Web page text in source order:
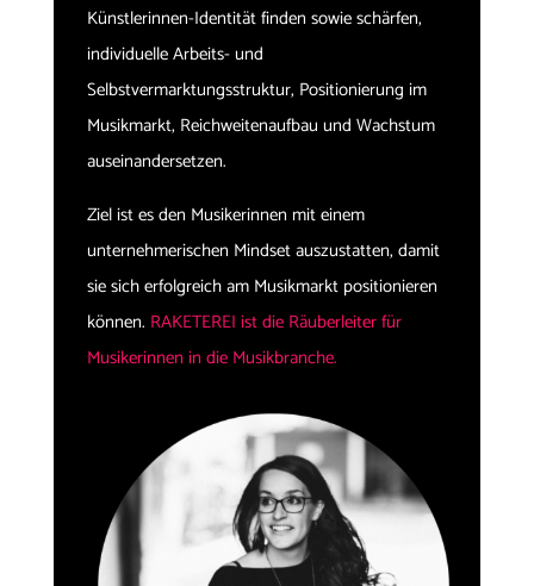
Künstlerinnen-Identität finden sowie schärfen,
individuelle Arbeits- und
Selbstvermarktungsstruktur, Positionierung im
Musikmarkt, Reichweitenaufbau und Wachstum
auseinandersetzen.
Ziel ist es den Musikerinnen mit einem
unternehmerischen Mindset auszustatten, damit
sie sich erfolgreich am Musikmarkt positionieren
können. RAKETEREI ist die Räuberleiter für
Musikerinnen in die Musikbranche.